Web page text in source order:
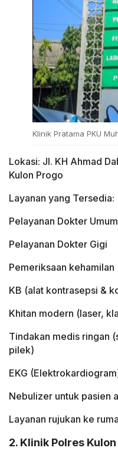
Klinik Pratama PKU
Lokasi: Jl. KH Ahmad
Kulon Progo
Layanan yang Tersedia:
Pelayanan Dokter Umum
Pelayanan Dokter Gigi
Pemeriksaan kehamilan
KB (alat kontrasepsi &
Khitan modern (laser,
Tindakan medis ringan
pilek)
EKG
Nebulizer untuk pasien
Layanan rujukan ke
2. Klinik Polres